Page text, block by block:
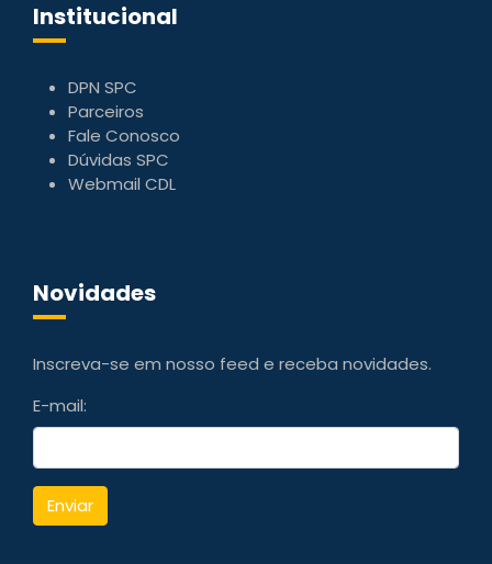
Institucional
DPN SPC
Parceiros
Fale Conosco
Dúvidas SPC
Webmail CDL
Novidades
Inscreva-se em nosso feed e receba novidades.
E-mail:
Enviar